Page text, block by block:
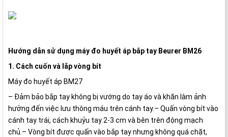
Hướng dẫn sử dụng máy đo huyết áp bắp tay Beurer BM26
1. Cách cuốn và lắp vòng bít
Máy đo huyết áp BM27
– Đảm bảo bắp tay không bị vướng do tay áo và khăn làm ảnh
hưởng đến việc lưu thông máu trên cánh tay.– Quấn vòng bít vào
cánh tay trái, cách khuỷu tay 2-3 cm và bên trên động mạch
chủ.– Vòng bít được quấn vào bắp tay nhưng không quá chặt,